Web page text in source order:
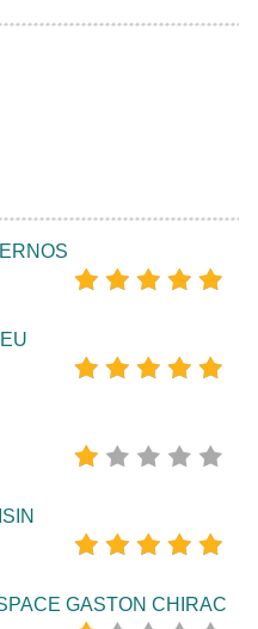
GASTON CHIRAC